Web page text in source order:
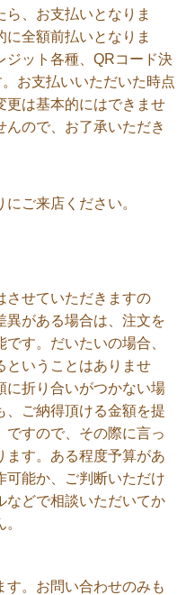
、お支払いとなりま
全額前払いとなりま
ジット各種、QRコード決
お支払いいただいた時点
更は基本的にはできませ
んので、お了承いただき
ご来店ください。
せていただきますの
異がある場合は、注文を
す。だいたいの場合、
ということはありませ
に折り合いがつかない場
、ご納得頂ける金額を提
ですので、その際に言っ
ます。ある程度予算があ
可能か、ご判断いただけ
などで相談いただいてか
す。お問い合わせのみも